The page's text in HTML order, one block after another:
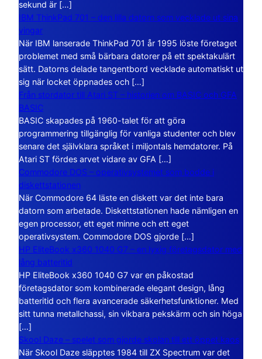
sekund är […]
IBM ThinkPad 701 – den lilla datorn som vecklade ut sina
vingar
När IBM lanserade ThinkPad 701 år 1995 löste företaget
problemet med små bärbara datorer på ett spektakulärt
sätt. Datorns delade tangentbord vecklade automatiskt ut
sig när locket öppnades och […]
Från stordator till Atari ST – historien om BASIC och GFA
BASIC
BASIC skapades på 1960-talet för att göra
programmering tillgänglig för vanliga studenter och blev
senare det självklara språket i miljontals hemdatorer. På
Atari ST fördes arvet vidare av GFA […]
Commodore DOS – operativsystemet som bodde i
diskettstationen
När Commodore 64 läste en diskett var det inte bara
datorn som arbetade. Diskettstationen hade nämligen en
egen processor, ett eget minne och ett eget
operativsystem. Commodore DOS gjorde […]
HP EliteBook x360 1040 G7 – en lyxig företagsdator med
lång batteritid
HP EliteBook x360 1040 G7 var en påkostad
företagsdator som kombinerade elegant design, lång
batteritid och flera avancerade säkerhetsfunktioner. Med
sitt tunna metallchassi, sin vikbara pekskärm och sin höga
[…]
Skool Daze – spelet som gjorde skolan till ett öppet kaos
När Skool Daze släpptes 1984 till ZX Spectrum var det